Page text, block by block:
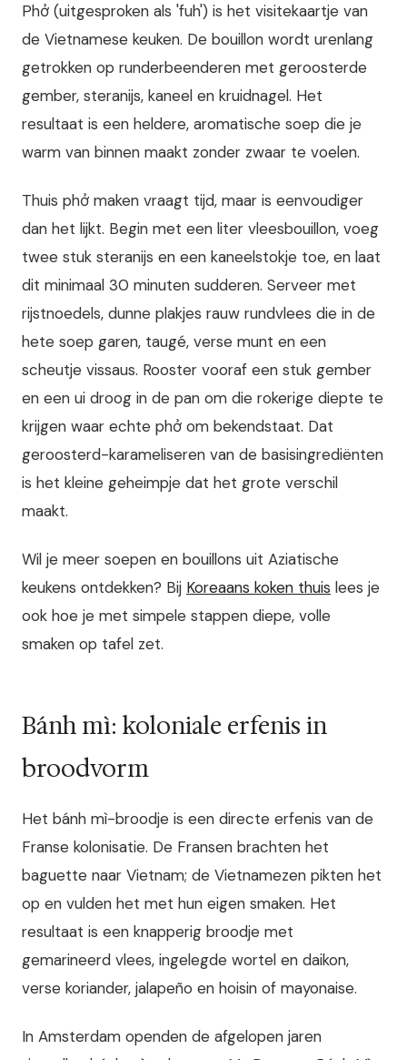
Phở (uitgesproken als 'fuh') is het visitekaartje van
de Vietnamese keuken. De bouillon wordt urenlang
getrokken op runderbeenderen met geroosterde
gember, steranijs, kaneel en kruidnagel. Het
resultaat is een heldere, aromatische soep die je
warm van binnen maakt zonder zwaar te voelen.
Thuis phở maken vraagt tijd, maar is eenvoudiger
dan het lijkt. Begin met een liter vleesbouillon, voeg
twee stuk steranijs en een kaneelstokje toe, en laat
dit minimaal 30 minuten sudderen. Serveer met
rijstnoedels, dunne plakjes rauw rundvlees die in de
hete soep garen, taugé, verse munt en een
scheutje vissaus. Rooster vooraf een stuk gember
en een ui droog in de pan om die rokerige diepte te
krijgen waar echte phở om bekendstaat. Dat
geroosterd-karameliseren van de basisingrediënten
is het kleine geheimpje dat het grote verschil
maakt.
Wil je meer soepen en bouillons uit Aziatische
keukens ontdekken? Bij Koreaans koken thuis lees je
ook hoe je met simpele stappen diepe, volle
smaken op tafel zet.
Bánh mì: koloniale erfenis in
broodvorm
Het bánh mì-broodje is een directe erfenis van de
Franse kolonisatie. De Fransen brachten het
baguette naar Vietnam; de Vietnamezen pikten het
op en vulden het met hun eigen smaken. Het
resultaat is een knapperig broodje met
gemarineerd vlees, ingelegde wortel en daikon,
verse koriander, jalapeño en hoisin of mayonaise.
In Amsterdam openden de afgelopen jaren